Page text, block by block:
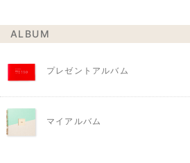
ALBUM
プレゼントアルバム
マイアルバム